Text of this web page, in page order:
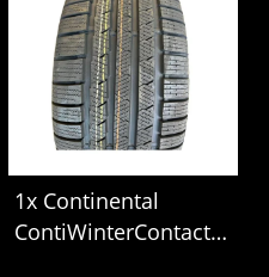
1x Continental
ContiWinterContact